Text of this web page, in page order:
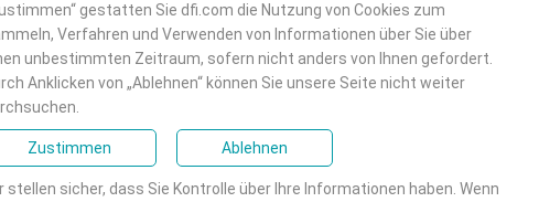
Partnern und
Motherboards mit
gestatten Sie dfi.com die Nutzung von Cookies zum
Verfahren und Verwenden von Informationen über Sie über
unbestimmten Zeitraum, sofern nicht anders von Ihnen gefordert.
Anklicken von „Ablehnen“ können Sie unsere Seite nicht weiter
Zustimmen Ablehnen
stellen sicher, dass Sie Kontrolle über Ihre Informationen haben. Wenn